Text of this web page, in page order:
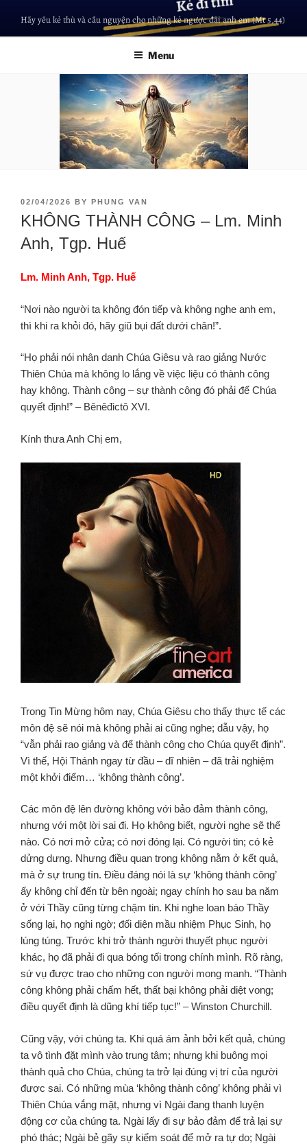
Hãy yêu kẻ thù và cầu nguyện cho những kẻ ngược đãi anh em (Mt 5,44)
Menu
02/04/2026 BY PHUNG VAN
KHÔNG THÀNH CÔNG – Lm. Minh
Anh, Tgp. Huế
Lm. Minh Anh, Tgp. Huế
“Nơi nào người ta không đón tiếp và không nghe anh em,
thì khi ra khỏi đó, hãy giũ bụi đất dưới chân!”.
“Họ phải nói nhân danh Chúa Giêsu và rao giảng Nước
Thiên Chúa mà không lo lắng về việc liệu có thành công
hay không. Thành công – sự thành công đó phải để Chúa
quyết định!” – Bênêđictô XVI.
Kính thưa Anh Chị em,
Trong Tin Mừng hôm nay, Chúa Giêsu cho thấy thực tế các
môn đệ sẽ nói mà không phải ai cũng nghe; dẫu vậy, họ
“vẫn phải rao giảng và để thành công cho Chúa quyết định”.
Vì thế, Hội Thánh ngay từ đầu – dĩ nhiên – đã trải nghiệm
một khởi điểm… ‘không thành công’.
Các môn đệ lên đường không với bảo đảm thành công,
nhưng với một lời sai đi. Họ không biết, người nghe sẽ thế
nào. Có nơi mở cửa; có nơi đóng lại. Có người tin; có kẻ
dửng dưng. Nhưng điều quan trọng không nằm ở kết quả,
mà ở sự trung tín. Điều đáng nói là sự ‘không thành công’
ấy không chỉ đến từ bên ngoài; ngay chính họ sau ba năm
ở với Thầy cũng từng chậm tin. Khi nghe loan báo Thầy
sống lại, họ nghi ngờ; đối diện mầu nhiệm Phục Sinh, họ
lúng túng. Trước khi trở thành người thuyết phục người
khác, họ đã phải đi qua bóng tối trong chính mình. Rõ ràng,
sứ vụ được trao cho những con người mong manh. “Thành
công không phải chấm hết, thất bại không phải diệt vong;
điều quyết định là dũng khí tiếp tục!” – Winston Churchill.
Cũng vậy, với chúng ta. Khi quá ám ảnh bởi kết quả, chúng
ta vô tình đặt mình vào trung tâm; nhưng khi buông mọi
thành quả cho Chúa, chúng ta trở lại đúng vị trí của người
được sai. Có những mùa ‘không thành công’ không phải vì
Thiên Chúa vắng mặt, nhưng vì Ngài đang thanh luyện
động cơ của chúng ta. Ngài lấy đi sự bảo đảm để trả lại sự
phó thác; Ngài bẻ gãy sự kiểm soát để mở ra tự do; Ngài